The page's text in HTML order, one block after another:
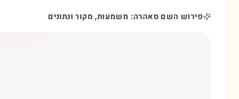
פירוש השם סאהרה: משמעות, מקור ונתונים